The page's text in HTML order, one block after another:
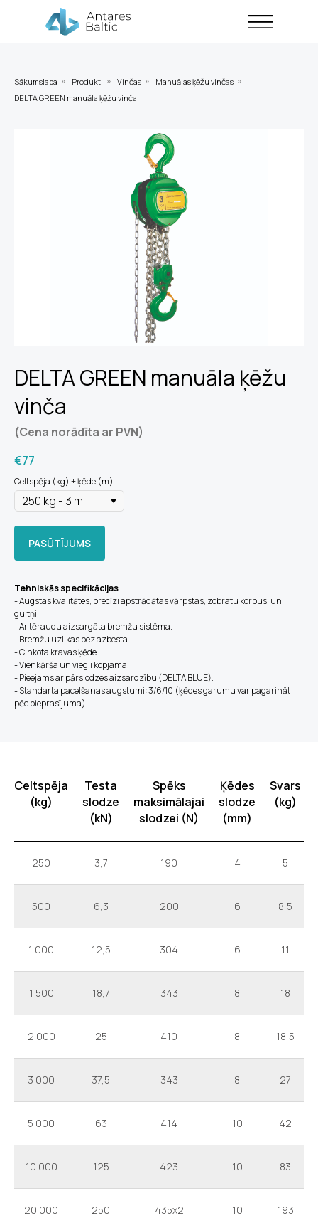
Sākumslapa » Produkti » Vinčas » Manuālas ķēžu vinčas »
DELTA GREEN manuāla ķēžu vinča
DELTA GREEN manuāla ķēžu
vinča
(Cena norādīta ar PVN)
€77
Celtspēja (kg) + ķēde (m)
PASŪTĪJUMS
Tehniskās specifikācijas
- Augstas kvalitātes, precīzi apstrādātas vārpstas, zobratu korpusi un
gultņi.
- Ar tēraudu aizsargāta bremžu sistēma.
- Bremžu uzlikas bez azbesta.
- Cinkota kravas ķēde.
- Vienkārša un viegli kopjama.
- Pieejams ar pārslodzes aizsardzību (DELTA BLUE).
- Standarta pacelšanas augstumi: 3/6/10 (ķēdes garumu var pagarināt
pēc pieprasījuma).
Celtspēja
(kg)
Testa
slodze
(kN)
Spēks
maksimālajai
slodzei (N)
Ķēdes
slodze
(mm)
Svars
(kg)
250 3,7 190 4 5
500 6,3 200 6 8,5
1 000 12,5 304 6 11
1 500 18,7 343 8 18
2 000 25 410 8 18,5
3 000 37,5 343 8 27
5 000 63 414 10 42
10 000 125 423 10 83
20 000 250 435x2 10 193